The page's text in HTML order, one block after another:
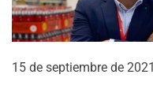
15 de septiembre de 2021